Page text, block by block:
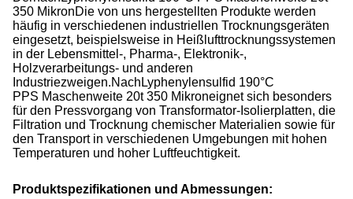
350 MikronDie von uns hergestellten Produkte werden
häufig in verschiedenen industriellen Trocknungsgeräten
eingesetzt, beispielsweise in Heißlufttrocknungssystemen
in der Lebensmittel-, Pharma-, Elektronik-,
Holzverarbeitungs- und anderen
Industriezweigen.Nach Lyphenylensulfid 190°C
PPS Maschenweite 20t 350 Mikroneignet sich besonders
für den Pressvorgang von Transformator-Isolierplatten, die
Filtration und Trocknung chemischer Materialien sowie für
den Transport in verschiedenen Umgebungen mit hohen
Temperaturen und hoher Luftfeuchtigkeit.
Produktspezifikationen und Abmessungen: